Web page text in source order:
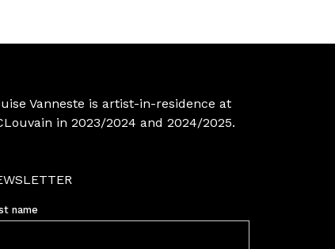
Vanneste is artist-in-residence at
in 2023/2024 and 2024/2025.
name